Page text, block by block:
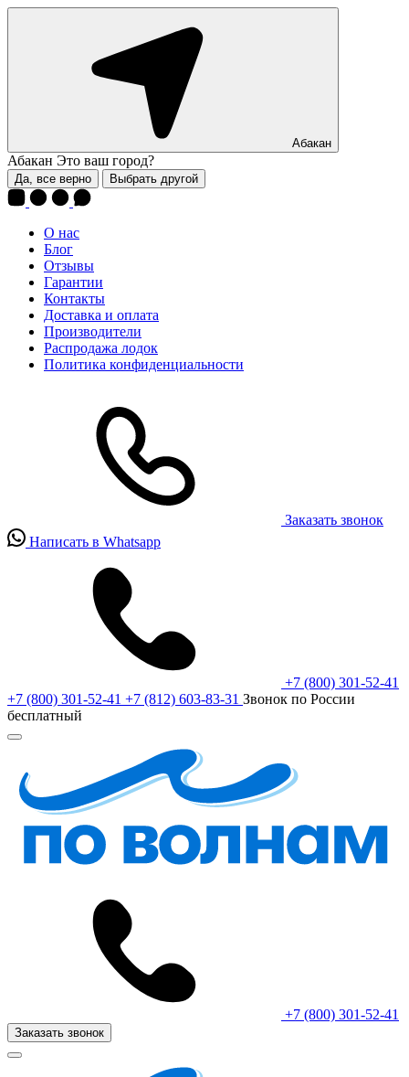
Абакан
Абакан Это ваш город?
Да, все верно Выбрать другой
О нас
Блог
Отзывы
Гарантии
Контакты
Доставка и оплата
Производители
Распродажа лодок
Политика конфиденциальности
Заказать звонок
Написать в Whatsapp
+7 (800) 301-52-41
+7 (800) 301-52-41 +7 (812) 603-83-31 Звонок по России
бесплатный
+7 (800) 301-52-41
Заказать звонок